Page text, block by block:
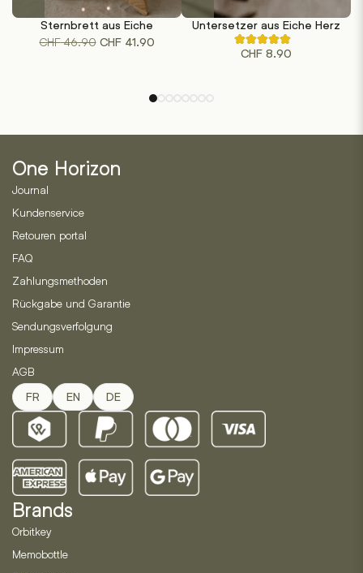
Sternbrett aus Eiche
CHF46.90 Ursprünglicher
CHF 46.90
CHF41.90Aktueller
CHF 41.90.
Untersetzer aus Eiche Herz
Rated
4.50
customer
CHF 8.90
One Horizon
Journal
Kundenservice
Retouren portal
FAQ
Zahlungsmethoden
Rückgabe und Garantie
Sendungsverfolgung
Impressum
AGB
FR EN DE
Brands
Orbitkey
Memobottle